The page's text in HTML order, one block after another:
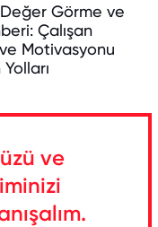
Görme ve
Çalışan
ve Motivasyonu
ve